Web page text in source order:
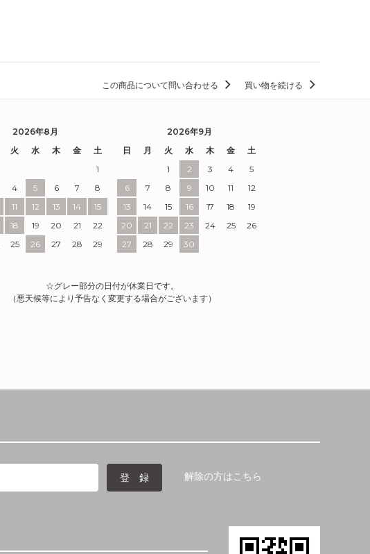
この商品について問い合わせる 買い物を続ける
2026年8月
火 水 木 金
土
1
4 5 6 7
8
11 12 13 14
15
18 19 20 21
22
25 26 27 28
29
2026年9月
日
月 火 水 木 金
土
1
2 3 4
5
6
7 8 9 10 11
12
13
14 15 16 17 18
19
20
21 22 23 24 25
26
27
28 29 30
☆グレー部分の日付が休業日です。
（悪天候等により予告なく変更する場合がございます）
解除の方はこちら